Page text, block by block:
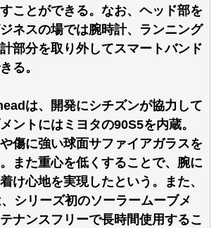
ことができる。なお、ヘッド部を
ネスの場では腕時計、ランニング
部分を取り外してスマートバンド
る。
は、開発にシチズンが協力して
ントにはミヨタの90S5を内蔵。
傷に強い球面サファイアガラスを
また重心を低くすることで、腕に
け心地を実現したという。また、
シリーズ初のソーラームーブメ
ナンスフリーで長時間使用するこ